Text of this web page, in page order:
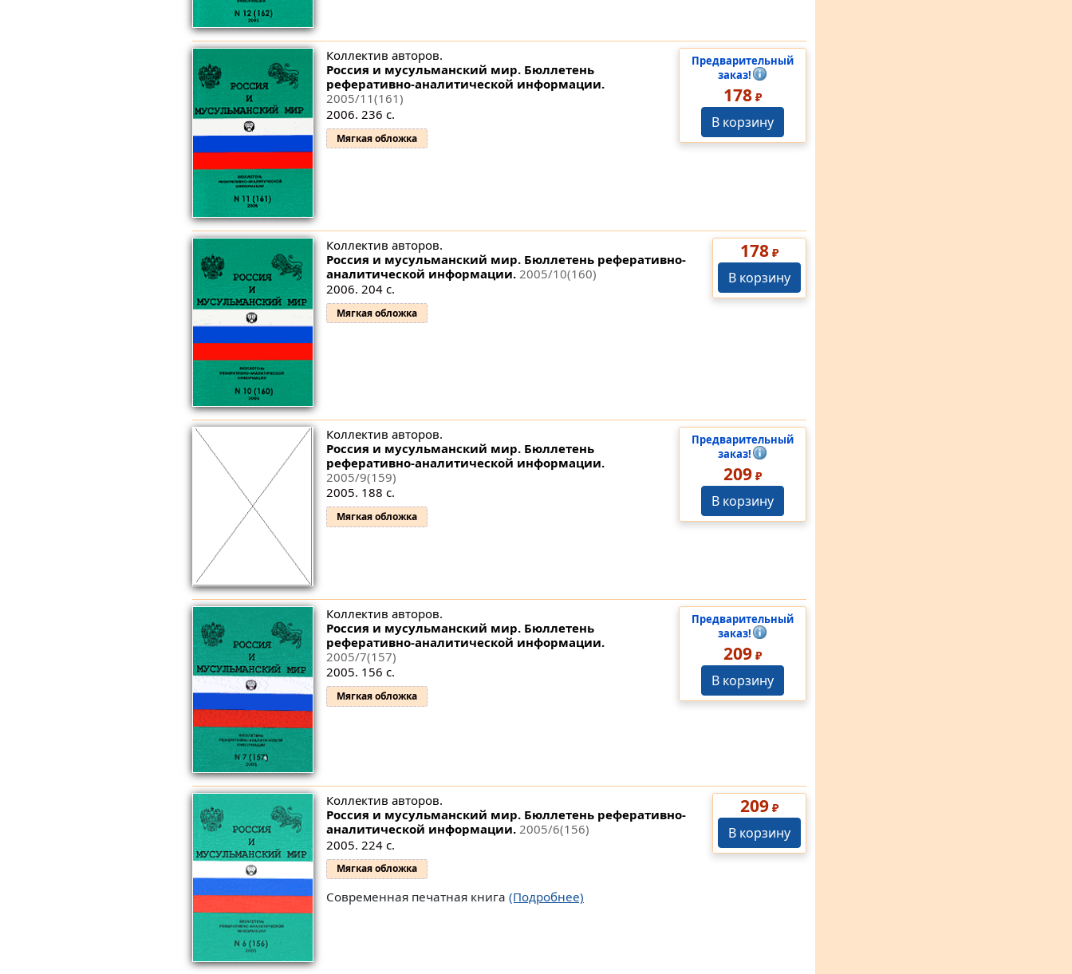
Предварительный
заказ!
178 ₽
В корзину
Коллектив авторов.
Россия и мусульманский мир. Бюллетень
реферативно-аналитической информации.
2005/11(161)
2006. 236 с.
Мягкая обложка
178 ₽
В корзину
Коллектив авторов.
Россия и мусульманский мир. Бюллетень реферативно-
аналитической информации. 2005/10(160)
2006. 204 с.
Мягкая обложка
Предварительный
заказ!
209 ₽
В корзину
Коллектив авторов.
Россия и мусульманский мир. Бюллетень
реферативно-аналитической информации.
2005/9(159)
2005. 188 с.
Мягкая обложка
Предварительный
заказ!
209 ₽
В корзину
Коллектив авторов.
Россия и мусульманский мир. Бюллетень
реферативно-аналитической информации.
2005/7(157)
2005. 156 с.
Мягкая обложка
209 ₽
В корзину
Коллектив авторов.
Россия и мусульманский мир. Бюллетень реферативно-
аналитической информации. 2005/6(156)
2005. 224 с.
Мягкая обложка
Современная печатная книга (Подробнее)